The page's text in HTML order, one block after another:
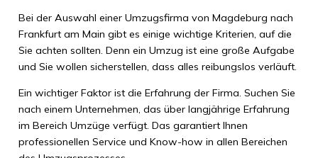
Bei der Auswahl einer Umzugsfirma von Magdeburg nach
Frankfurt am Main gibt es einige wichtige Kriterien, auf die
Sie achten sollten. Denn ein Umzug ist eine große Aufgabe
und Sie wollen sicherstellen, dass alles reibungslos verläuft.
Ein wichtiger Faktor ist die Erfahrung der Firma. Suchen Sie
nach einem Unternehmen, das über langjährige Erfahrung
im Bereich Umzüge verfügt. Das garantiert Ihnen
professionellen Service und Know-how in allen Bereichen